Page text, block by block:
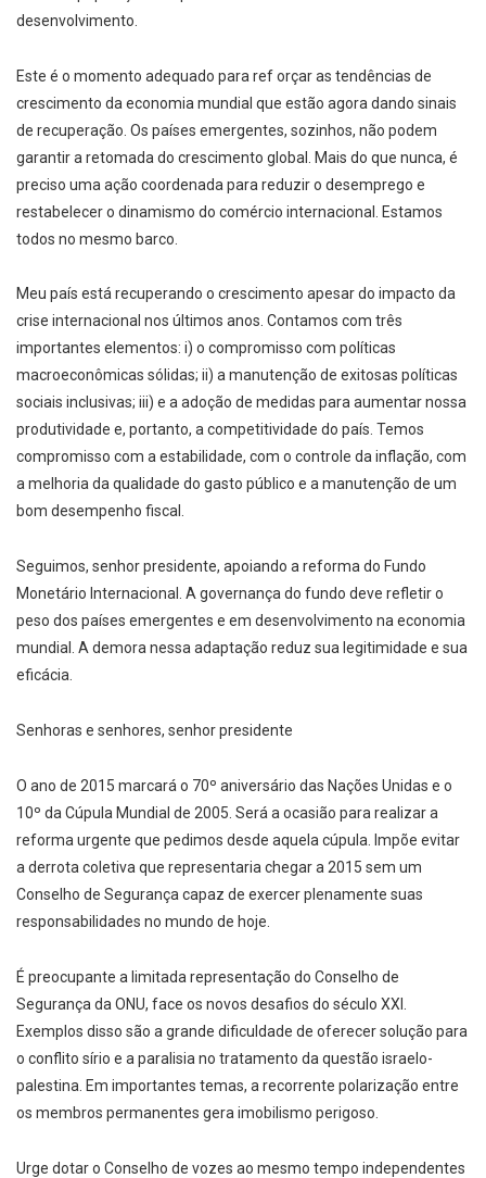
desenvolvimento.
Este é o momento adequado para ref orçar as tendências de
crescimento da economia mundial que estão agora dando sinais
de recuperação. Os países emergentes, sozinhos, não podem
garantir a retomada do crescimento global. Mais do que nunca, é
preciso uma ação coordenada para reduzir o desemprego e
restabelecer o dinamismo do comércio internacional. Estamos
todos no mesmo barco.
Meu país está recuperando o crescimento apesar do impacto da
crise internacional nos últimos anos. Contamos com três
importantes elementos: i) o compromisso com políticas
macroeconômicas sólidas; ii) a manutenção de exitosas políticas
sociais inclusivas; iii) e a adoção de medidas para aumentar nossa
produtividade e, portanto, a competitividade do país. Temos
compromisso com a estabilidade, com o controle da inflação, com
a melhoria da qualidade do gasto público e a manutenção de um
bom desempenho fiscal.
Seguimos, senhor presidente, apoiando a reforma do Fundo
Monetário Internacional. A governança do fundo deve refletir o
peso dos países emergentes e em desenvolvimento na economia
mundial. A demora nessa adaptação reduz sua legitimidade e sua
eficácia.
Senhoras e senhores, senhor presidente
O ano de 2015 marcará o 70º aniversário das Nações Unidas e o
10º da Cúpula Mundial de 2005. Será a ocasião para realizar a
reforma urgente que pedimos desde aquela cúpula. Impõe evitar
a derrota coletiva que representaria chegar a 2015 sem um
Conselho de Segurança capaz de exercer plenamente suas
responsabilidades no mundo de hoje.
É preocupante a limitada representação do Conselho de
Segurança da ONU, face os novos desafios do século XXI.
Exemplos disso são a grande dificuldade de oferecer solução para
o conflito sírio e a paralisia no tratamento da questão israelo-
palestina. Em importantes temas, a recorrente polarização entre
os membros permanentes gera imobilismo perigoso.
Urge dotar o Conselho de vozes ao mesmo tempo independentes